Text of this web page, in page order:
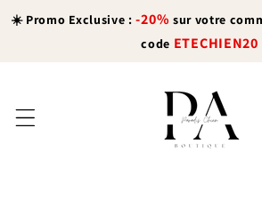
passer
☀️ Promo Exclusive :-20% sur votre
code ETECHIEN20